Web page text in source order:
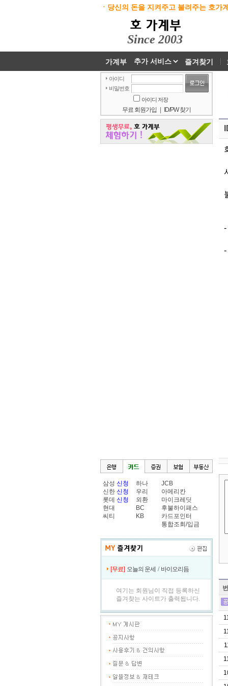
ㆍ당신의 돈을 지켜주고 불려주는 호가
Since 2003
가계부 즐겨찾기
아이디
비밀번호
아이디 저장
무료 회원가입 ID/PW 찾기
삼성 신청
신한 신청
롯데 신청
현대
씨티
하나
우리
외환
BC
KB
JCB
아메리칸
마이크레딧
후불하이패스
카드포인터
통합조회/입금
[무료] 오늘의 운세 / 바이오리듬
여기는 회원님이 직접 등록하신
즐겨찾는 사이트가 출력됩니다.
-
-